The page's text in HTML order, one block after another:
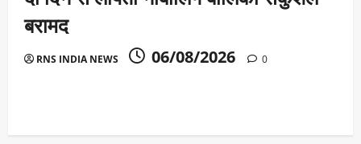
बरामद
RNS INDIA NEWS 06/08/2026 0